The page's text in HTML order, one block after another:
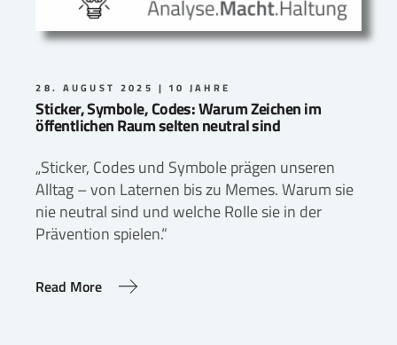
28. AUGUST 2025 10 JAHRE
Sticker, Symbole, Codes: Warum Zeichen im
öffentlichen Raum selten neutral sind
„Sticker, Codes und Symbole prägen unseren
Alltag – von Laternen bis zu Memes. Warum sie
nie neutral sind und welche Rolle sie in der
Prävention spielen.“
Read More